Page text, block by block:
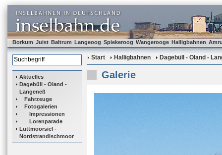
Borkum Juist Baltrum Langeoog Spiekeroog Wangerooge Halligbahnen
Aktuelles
Dagebüll - Oland -
Langeneß
Fahrzeuge
Fotogalerien
Impressionen
Lorenparade
Lüttmoorsiel -
Nordstrandischmoor
Start Halligbahnen Dagebüll - Oland -
Galerie